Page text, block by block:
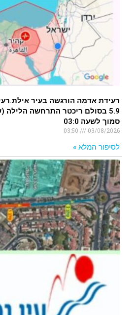
רעידת אדמה הורגשה בעיר
5.9 בסולם ריכטר התרחשה הלילה
סמוך לשעה 03:0
03/08/2026
לסיפור המלא »